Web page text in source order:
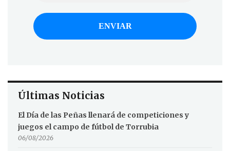
Últimas Noticias
El Día de las Peñas llenará de competiciones y
juegos el campo de fútbol de Torrubia
06/08/2026